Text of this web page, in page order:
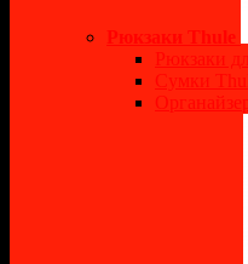
Рюкзаки Thule
Рюкзаки
Сумки